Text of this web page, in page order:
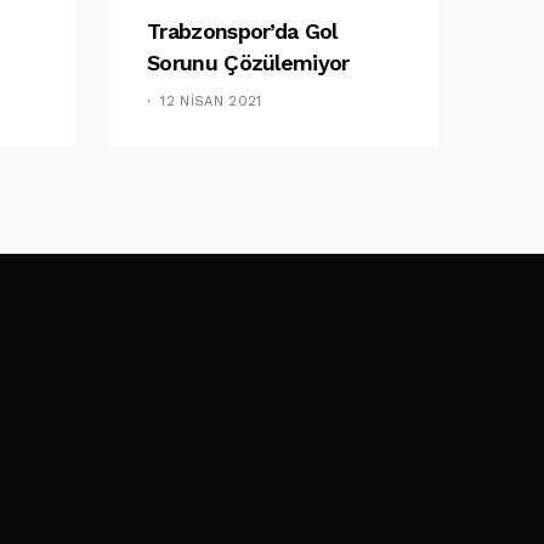
Trabzonspor’da Gol
Sorunu Çözülemiyor
12 NISAN 2021